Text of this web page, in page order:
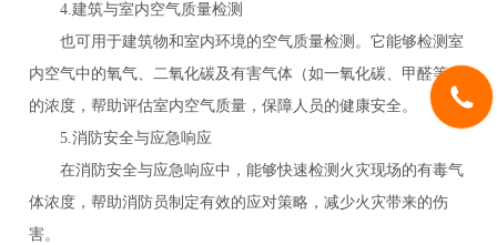
4.建筑与室内空气质量检测
也可用于建筑物和室内环境的空气质量检测。它能够检测室
内空气中的氧气、二氧化碳及有害气体（如一氧化碳、甲醛等）
的浓度，帮助评估室内空气质量，保障人员的健康安全。
5.消防安全与应急响应
在消防安全与应急响应中，能够快速检测火灾现场的有毒气
体浓度，帮助消防员制定有效的应对策略，减少火灾带来的伤
害。